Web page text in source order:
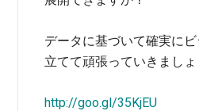
データに基づいて確実に
立てて頑張っていきましょ
http://goo.gl/35KjEU